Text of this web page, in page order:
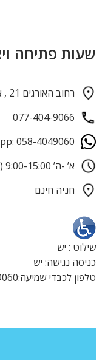
שעות פתיחה
רחוב האורגים 21 , אזור תעשייה חולון
077-404-9066
058-4049060
א’ -ה’ 9:00-15:00 (בקיץ עד 17:00) | ימי ו’ : 9:00-13:00
חניה חינם
שילוט : יש
כניסה נגישה: יש
טלפון לכבדי שמיעה:058-4049060